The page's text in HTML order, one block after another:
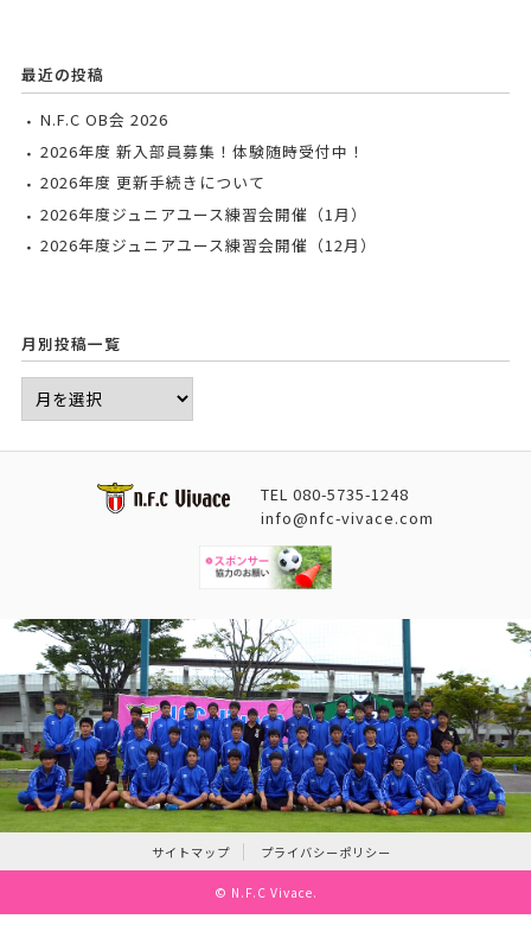
最近の投稿
N.F.C OB会 2026
2026年度 新入部員募集！体験随時受付中！
2026年度 更新手続きについて
2026年度ジュニアユース練習会開催（1月）
2026年度ジュニアユース練習会開催（12月）
月別投稿一覧
TEL 080-5735-1248
info@nfc-vivace.com
サイトマップ プライバシーポリシー
© N.F.C Vivace.